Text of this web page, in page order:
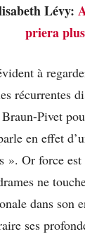
Lévy:
priera plus
à
récurrentes
Pivet
en effet
». Or force
ne
dans son
ses